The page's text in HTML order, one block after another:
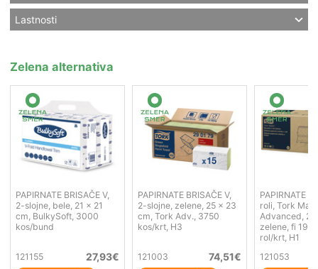
Lastnosti
Zelena alternativa
PAPIRNATE BRISAČE V,
2-slojne, bele, 21 x 21
cm, BulkySoft, 3000
kos/bund
121155 27,93€
PAPIRNATE BRISAČE V,
2-slojne, zelene, 25 x 23
cm, Tork Adv., 3750
kos/krt, H3
121003 74,51€
PAPIRNATE
roli, Tork
Advanced, 2-
zelene, fi 19
rol/krt, H1
121053